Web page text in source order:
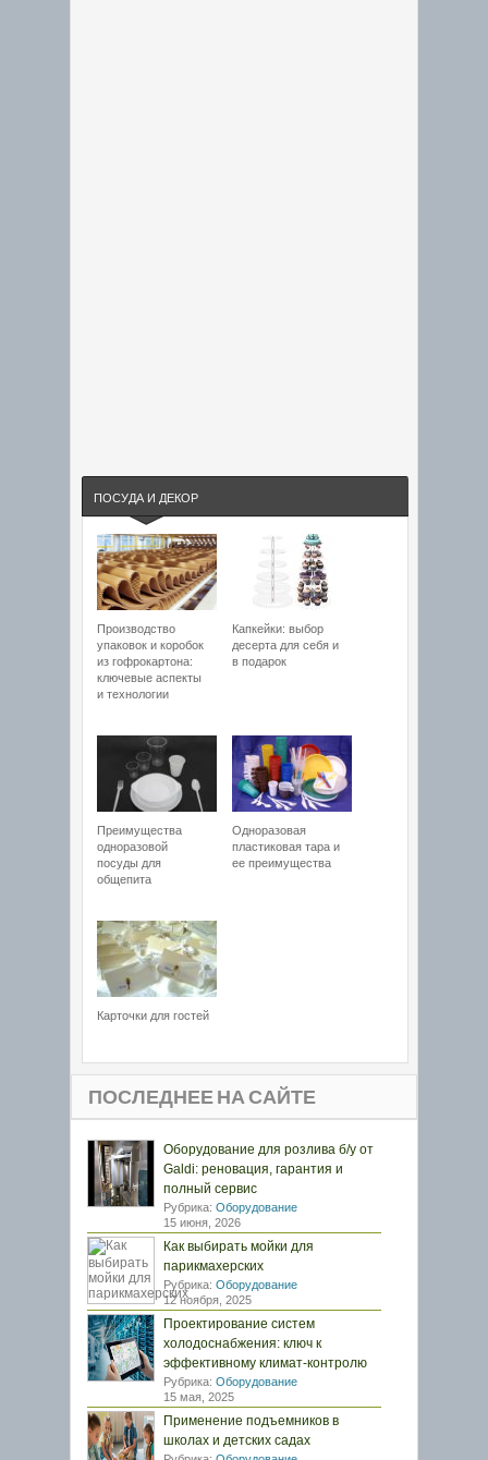
ПОСУДА И ДЕКОР
Производство
упаковок и коробок
из гофрокартона:
ключевые аспекты
и технологии
Капкейки: выбор
десерта для себя и
в подарок
Преимущества
одноразовой
посуды для
общепита
Одноразовая
пластиковая тара и
ее преимущества
Карточки для гостей
ПОСЛЕДНЕЕ НА САЙТЕ
Оборудование для розлива б/у от
Galdi: реновация, гарантия и
полный сервис
Рубрика: Оборудование
15 июня, 2026
Как выбирать мойки для
парикмахерских
Рубрика: Оборудование
12 ноября, 2025
Проектирование систем
холодоснабжения: ключ к
эффективному климат-контролю
Рубрика: Оборудование
15 мая, 2025
Применение подъемников в
школах и детских садах